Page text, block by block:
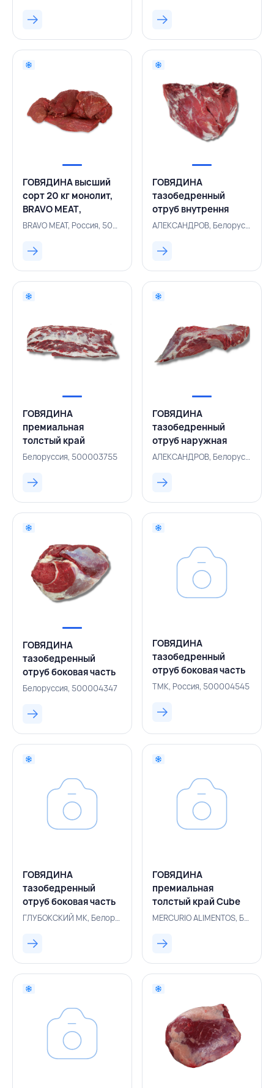
ГОВЯДИНА высший
сорт 20 кг монолит,
BRAVO MEAT,
РОССИЯ
BRAVO MEAT, Россия, 500002977
ГОВЯДИНА
тазобедренный
отруб внутрення
часть (огузок)
АЛЕКСАНДРОВ,
АЛЕКСАНДРОВ, Белоруссия, 500003742
ГОВЯДИНА
премиальная
толстый край
(рибай) Халяль ~4 кг,
БЕЛАРУСЬ
Белоруссия, 500003755
ГОВЯДИНА
тазобедренный
отруб наружная
часть (подбедерок)
АЛЕКСАНДРОВ,
АЛЕКСАНДРОВ, Белоруссия, 500003773
ГОВЯДИНА
тазобедренный
отруб боковая часть
(оковалок), ГОСТ,
БЕЛАРУСЬ
Белоруссия, 500004347
ГОВЯДИНА
тазобедренный
отруб боковая часть
(оковалок), ТМК,
ТМК, Россия, 500004545
ГОВЯДИНА
тазобедренный
отруб боковая часть
(оковалок) I,
РОССИЯ
ГЛУБОКСКИЙ МК, Белоруссия, 101101483
ГОВЯДИНА
премиальная
толстый край Cube
Roll Angus (рибай)
MERCURIO
MERCURIO ALIMENTOS, Бразилия, 500004951